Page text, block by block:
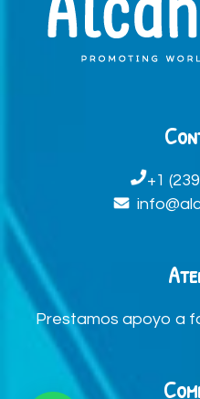
+1
Prestamos apoyo a